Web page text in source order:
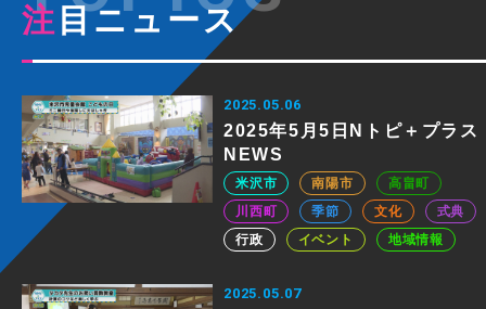
注目ニュース
2025.05.06
2025年5月5日Nトピ＋プラス
NEWS
米沢市 南陽市
高畠町
川西町
季節 文化
式典
行政
イベント 地域情報
2025.05.07